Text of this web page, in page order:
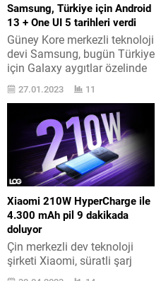
Samsung, Türkiye için Android
13 + One UI 5 tarihleri verdi
Güney Kore merkezli teknoloji
devi Samsung, bugün Türkiye
için Galaxy aygıtlar özelinde
Android 13 + One UI 5
tarihleri verdi. Samsung,
Türkiye ’deki Android 13
serüvenine dün resmi olarak
başladı. Android 13 + One UI
5 aktüellemesini ilk olarak
Samsung Galaxy S22
ailesindeki modeller için
yollamaya başlayan işletme,
bugün merak...
27.01.2023 11
Xiaomi 210W HyperCharge ile
4.300 mAh pil 9 dakikada
doluyor
Çin merkezli dev teknoloji
şirketi Xiaomi, süratli şarj
mevzusunda hep iddialı oldu.